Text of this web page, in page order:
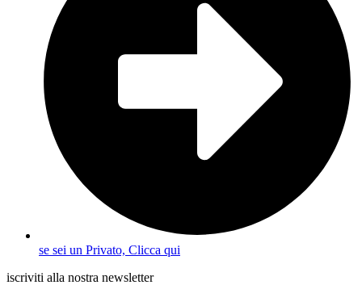
se sei un Privato, Clicca qui
iscriviti alla nostra newsletter